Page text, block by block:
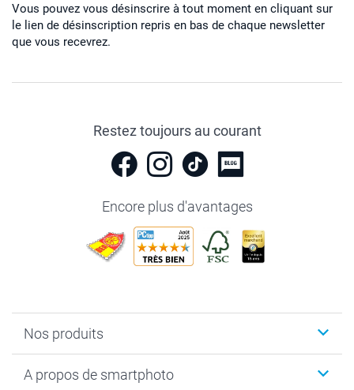
Vous pouvez vous désinscrire à tout moment en cliquant sur
le lien de désinscription repris en bas de chaque newsletter
que vous recevrez.
Restez toujours au courant
Encore plus d'avantages
Nos produits
Cadeaux photo
A propos de smartphoto